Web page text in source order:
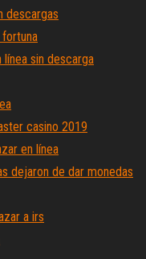
descargas
sin descarga
casino 2019
en línea
dejaron de dar monedas
a irs